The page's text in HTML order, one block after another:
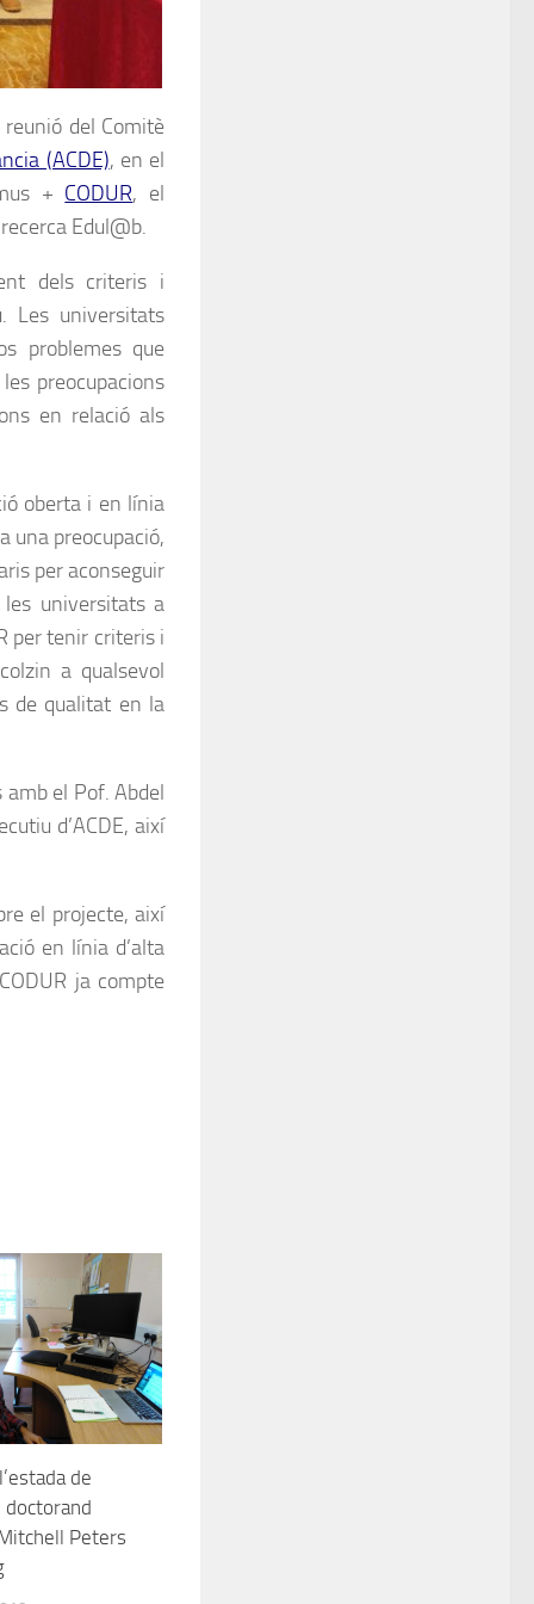
del Comitè
(ACDE), en el
+ CODUR, el
Edul@b.
dels criteris i
Les universitats
problemes que
preocupacions
en relació als
oberta i en línia
una preocupació,
per aconseguir
les universitats a
per tenir criteris i
a qualsevol
de qualitat en la
el Pof. Abdel
d’ACDE, així
el projecte, així
en línia d’alta
ja compte
de
doctorand
Peters